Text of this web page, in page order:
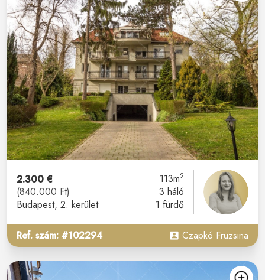
2.300 €
(840.000 Ft)
Budapest, 2. kerület
113m2
3 háló
1 fürdő
Ref. szám: #102294 Czapkó Fruzsina